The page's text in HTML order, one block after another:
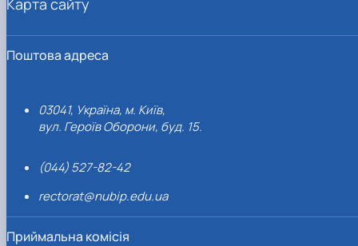
Поштова адреса
03041, Україна, м. Київ,
вул. Героїв Оборони, буд. 15.
(044) 527-82-42
rectorat@nubip.edu.ua
Приймальна комісія